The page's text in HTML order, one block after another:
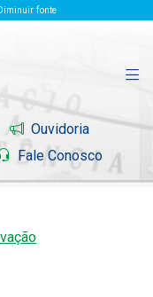
fonte
Ouvidoria
Fale Conosco